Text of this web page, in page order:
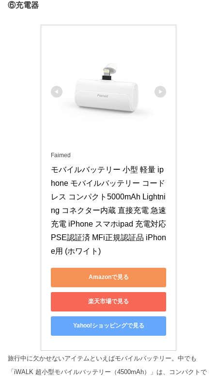
⑥充電器
Faimed
モバイルバッテリー 小型 軽量 ip
hone モバイルバッテリー コード
レス コンパクト5000mAh Lightni
ng コネクター内蔵 直接充電 急速
充電 iPhone スマホipad 充電対応
PSE認証済 MFi正規認証品 iPhon
e用 (ホワイト)
Amazonで見る
楽天市場で見る
Yahoo!ショッピングで見る
旅行中に欠かせないアイテムといえばモバイルバッテリー。中でも
「iWALK 超小型モバイルバッテリー（4500mAh）」は、コンパクトで